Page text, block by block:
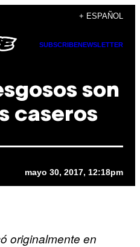
+ ESPAÑOL
SUBSCRIBENEWSLETTER
son
caseros
mayo 30, 2017, 12:18pm
originalmente en